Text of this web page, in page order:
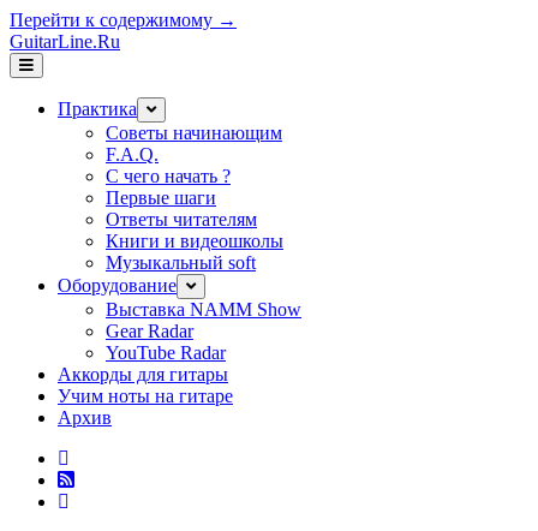
Перейти к содержимому →
GuitarLine.Ru
открыть
меню
Практика открыть
меню
Советы начинающим
F.A.Q.
С чего начать ?
Первые шаги
Ответы читателям
Книги и видеошколы
Музыкальный soft
Оборудование открыть
меню
Выставка NAMM Show
Gear Radar
YouTube Radar
Аккорды для гитары
Учим ноты на гитаре
Архив
rss